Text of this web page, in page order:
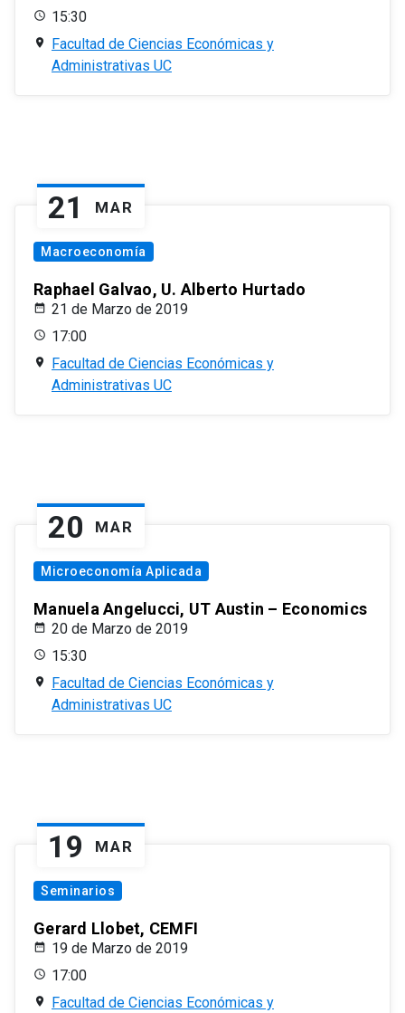
15:30
Facultad de Ciencias Económicas y
Administrativas UC
21 MAR
Macroeconomía
Raphael Galvao, U. Alberto Hurtado
21 de Marzo de 2019
17:00
Facultad de Ciencias Económicas y
Administrativas UC
20 MAR
Microeconomía Aplicada
Manuela Angelucci, UT Austin – Economics
20 de Marzo de 2019
15:30
Facultad de Ciencias Económicas y
Administrativas UC
19 MAR
Seminarios
Gerard Llobet, CEMFI
19 de Marzo de 2019
17:00
Facultad de Ciencias Económicas y